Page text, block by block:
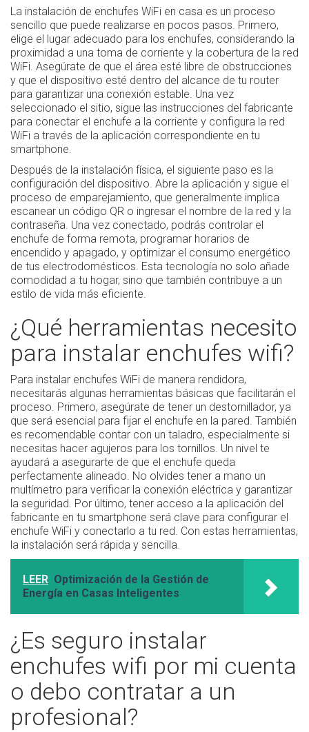
La instalación de enchufes WiFi en casa es un proceso
sencillo que puede realizarse en pocos pasos. Primero,
elige el lugar adecuado para los enchufes, considerando la
proximidad a una toma de corriente y la cobertura de la red
WiFi. Asegúrate de que el área esté libre de obstrucciones
y que el dispositivo esté dentro del alcance de tu router
para garantizar una conexión estable. Una vez
seleccionado el sitio, sigue las instrucciones del fabricante
para conectar el enchufe a la corriente y configura la red
WiFi a través de la aplicación correspondiente en tu
smartphone.
Después de la instalación física, el siguiente paso es la
configuración del dispositivo. Abre la aplicación y sigue el
proceso de emparejamiento, que generalmente implica
escanear un código QR o ingresar el nombre de la red y la
contraseña. Una vez conectado, podrás controlar el
enchufe de forma remota, programar horarios de
encendido y apagado, y optimizar el consumo energético
de tus electrodomésticos. Esta tecnología no solo añade
comodidad a tu hogar, sino que también contribuye a un
estilo de vida más eficiente.
¿Qué herramientas necesito
para instalar enchufes wifi?
Para instalar enchufes WiFi de manera rendidora,
necesitarás algunas herramientas básicas que facilitarán el
proceso. Primero, asegúrate de tener un destornillador, ya
que será esencial para fijar el enchufe en la pared. También
es recomendable contar con un taladro, especialmente si
necesitas hacer agujeros para los tornillos. Un nivel te
ayudará a asegurarte de que el enchufe queda
perfectamente alineado. No olvides tener a mano un
multímetro para verificar la conexión eléctrica y garantizar
la seguridad. Por último, tener acceso a la aplicación del
fabricante en tu smartphone será clave para configurar el
enchufe WiFi y conectarlo a tu red. Con estas herramientas,
la instalación será rápida y sencilla.
LEER Optimización de la Gestión de
Energía en Casas Inteligentes
¿Es seguro instalar
enchufes wifi por mi cuenta
o debo contratar a un
profesional?